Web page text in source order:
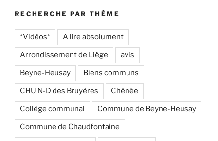
RECHERCHE PAR THÈME
*Vidéos* A lire absolument
Arrondissement de Liège avis
Beyne-Heusay Biens communs
CHU N-D des Bruyères Chênée
Collège communal Commune de Beyne-Heusay
Commune de Chaudfontaine